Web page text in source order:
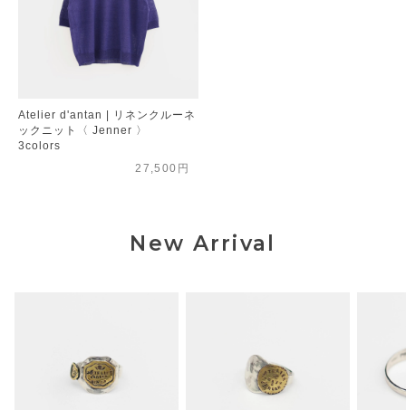
Atelier d'antan | リネンクルーネ
ックニット〈 Jenner 〉
3colors
27,500円
New Arrival